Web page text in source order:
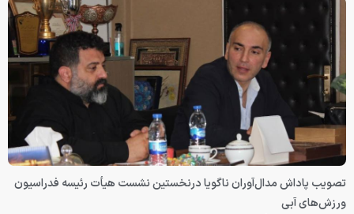
تصویب پاداش مدال‌آوران ناگویا درنخستین نشست هیأت رئیسه فدراسیون
ورزش‌های آبی